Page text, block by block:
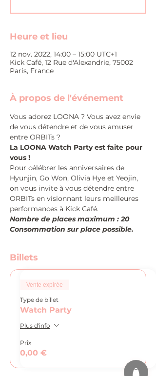
Heure et lieu
12 nov. 2022, 14:00 – 15:00 UTC+1
Kick Café, 12 Rue d'Alexandrie, 75002
Paris, France
À propos de l'événement
Vous adorez LOONA ? Vous avez envie
de vous détendre et de vous amuser
entre ORBITs ?
La LOONA Watch Party est faite pour
vous !
Pour célébrer les anniversaires de
Hyunjin, Go Won, Olivia Hye et Yeojin,
on vous invite à vous détendre entre
ORBITs en visionnant leurs meilleures
performances à Kick Café.
Nombre de places maximum : 20
Consommation sur place possible.
Billets
Vente expirée
Type de billet
Watch Party
Plus d'info
Prix
0,00 €